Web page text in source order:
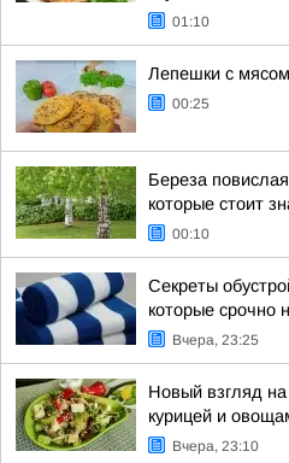
01:10
Лепешки с
00:25
Береза
которые стоит
00:10
Секреты
которые срочно
Вчера, 23:25
Новый взгляд
курицей и
Вчера, 23:10